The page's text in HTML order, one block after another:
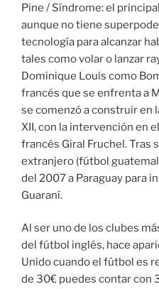
Pine / Síndrome: el
aunque no tiene
tecnología para alcanzar
tales como volar o lanzar
Dominique Louis como
francés que se enfrenta a
se comenzó a construir en
XII, con la intervención en
francés Giral Fruchel. Tras
extranjero (fútbol
del 2007 a Paraguay para
Guaraní.
Al ser uno de los clubes
del fútbol inglés, hace
Unido cuando el fútbol es
de 30€ puedes contar con